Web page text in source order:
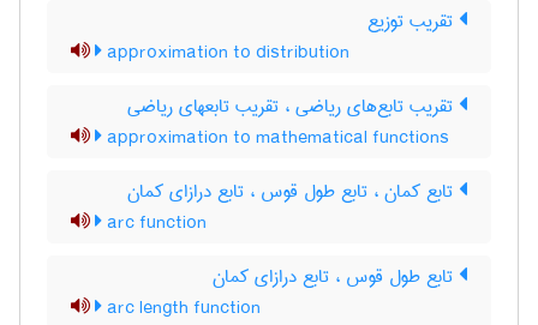
تقریب توزیع
approximation to distribution
تقریب تابع‌های ریاضی ، تقریب تابعهای ریاضی
approximation to mathematical functions
تابع کمان ، تابع طول قوس ، تابع درازای کمان
arc function
تابع طول قوس ، تابع درازای کمان
arc length function